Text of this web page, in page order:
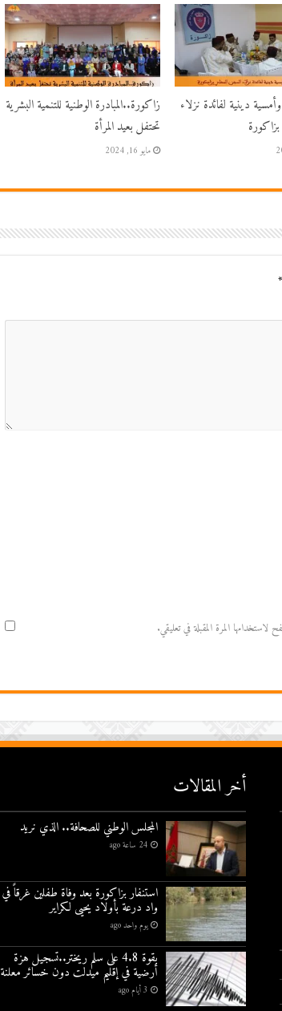
دينية لفائدة نزلاء
زاكورة..المبادرة الوطنية للتنمية البشرية
تحتفل بعيد المرأة
مايو 16, 2024
*
المرة المقبلة في تعليقي.
أخر المقالات
المجلس الوطني للصحافة.. الذي نريد
24 ساعة ago
استنفار بزاكورة بعد وفاة طفلين غرقاً في
واد درعة بأولاد يحيى لكراير
يوم واحد ago
بقوة 4.8 على سلم ريختر..تسجيل هزة
أرضية في إقليم ميدلت دون خسائر معلنة
3 أيام ago